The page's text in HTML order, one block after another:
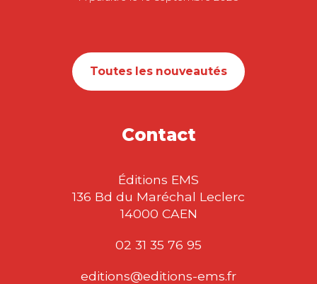
Toutes les nouveautés
Contact
Éditions EMS
136 Bd du Maréchal Leclerc
14000 CAEN
02 31 35 76 95
editions@editions-ems.fr